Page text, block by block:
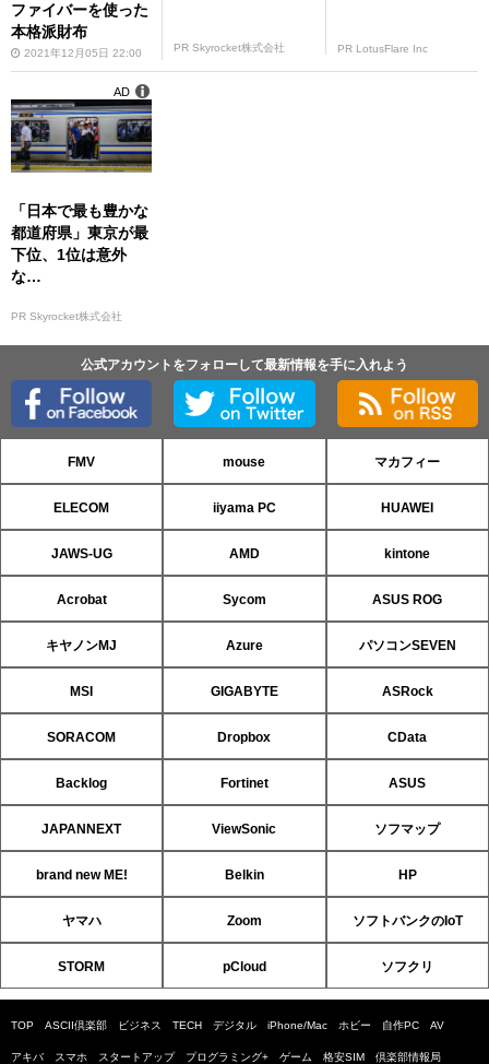
ファイバーを使った
本格派財布
2021年12月05日 22:00 PR Skyrocket株式会社 PR LotusFlare Inc
「日本で最も豊かな
都道府県」東京が最
下位、1位は意外
な…
PR Skyrocket株式会社
AD
公式アカウントをフォローして最新情報を手に入れよう
FMV mouse マカフィー
ELECOM iiyama PC HUAWEI
JAWS-UG AMD kintone
Acrobat Sycom ASUS ROG
キヤノンMJ Azure パソコンSEVEN
MSI GIGABYTE ASRock
SORACOM Dropbox CData
Backlog Fortinet ASUS
JAPANNEXT ViewSonic ソフマップ
brand new ME! Belkin HP
ヤマハ Zoom ソフトバンクのIoT
STORM pCloud ソフクリ
TOP ASCII倶楽部 ビジネス TECH デジタル iPhone/Mac ホビー 自作PC AV
アキバ スマホ スタートアップ プログラミング+ ゲーム 格安SIM 倶楽部情報局